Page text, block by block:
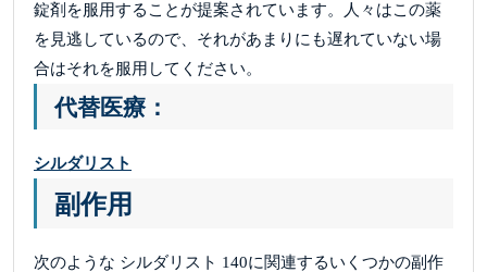
錠剤を服用することが提案されています。人々はこの薬
を見逃しているので、それがあまりにも遅れていない場
合はそれを服用してください。
代替医療：
シルダリスト
副作用
次のような シルダリスト 140に関連するいくつかの副作